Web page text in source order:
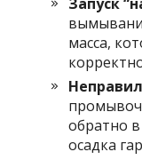
масса,
обратно
осадка